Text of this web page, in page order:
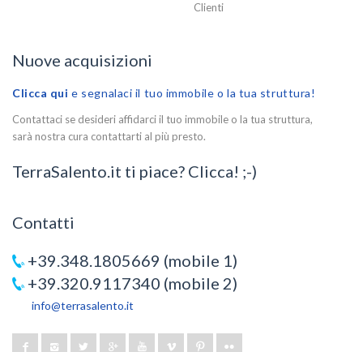
Clienti
Nuove acquisizioni
Clicca qui e segnalaci il tuo immobile o la tua struttura!
Contattaci se desideri affidarci il tuo immobile o la tua struttura,
sarà nostra cura contattarti al più presto.
TerraSalento.it ti piace? Clicca! ;-)
Contatti
+39.348.1805669 (mobile 1)
+39.320.9117340 (mobile 2)
info@terrasalento.it